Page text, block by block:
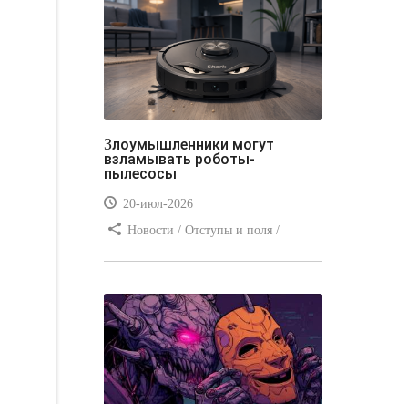
Злоумышленники могут
взламывать роботы-
пылесосы
20-июл-2026
Новости / Отступы и поля /
/ Текст / Цвет / Видео уроки